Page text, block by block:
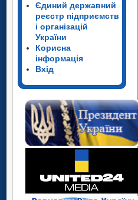
Єдиний державний
реєстр підприємств
і організацій
України
Корисна
інформація
Вхід